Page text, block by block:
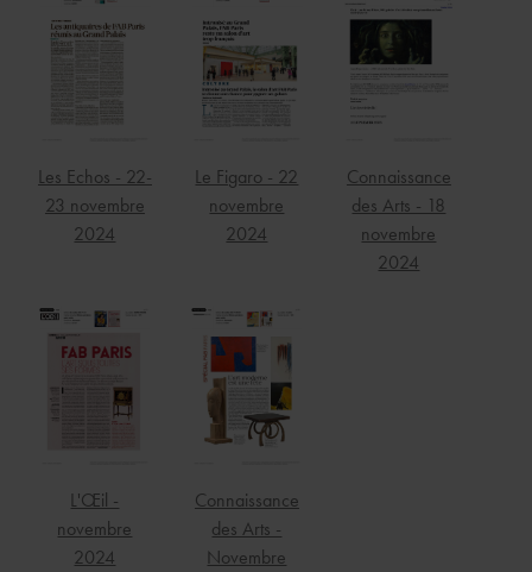
Les Echos - 22-
23 novembre
2024
Le Figaro - 22
novembre
2024
Connaissance
des Arts - 18
novembre
2024
L'Œil -
novembre
2024
Connaissance
des Arts -
Novembre